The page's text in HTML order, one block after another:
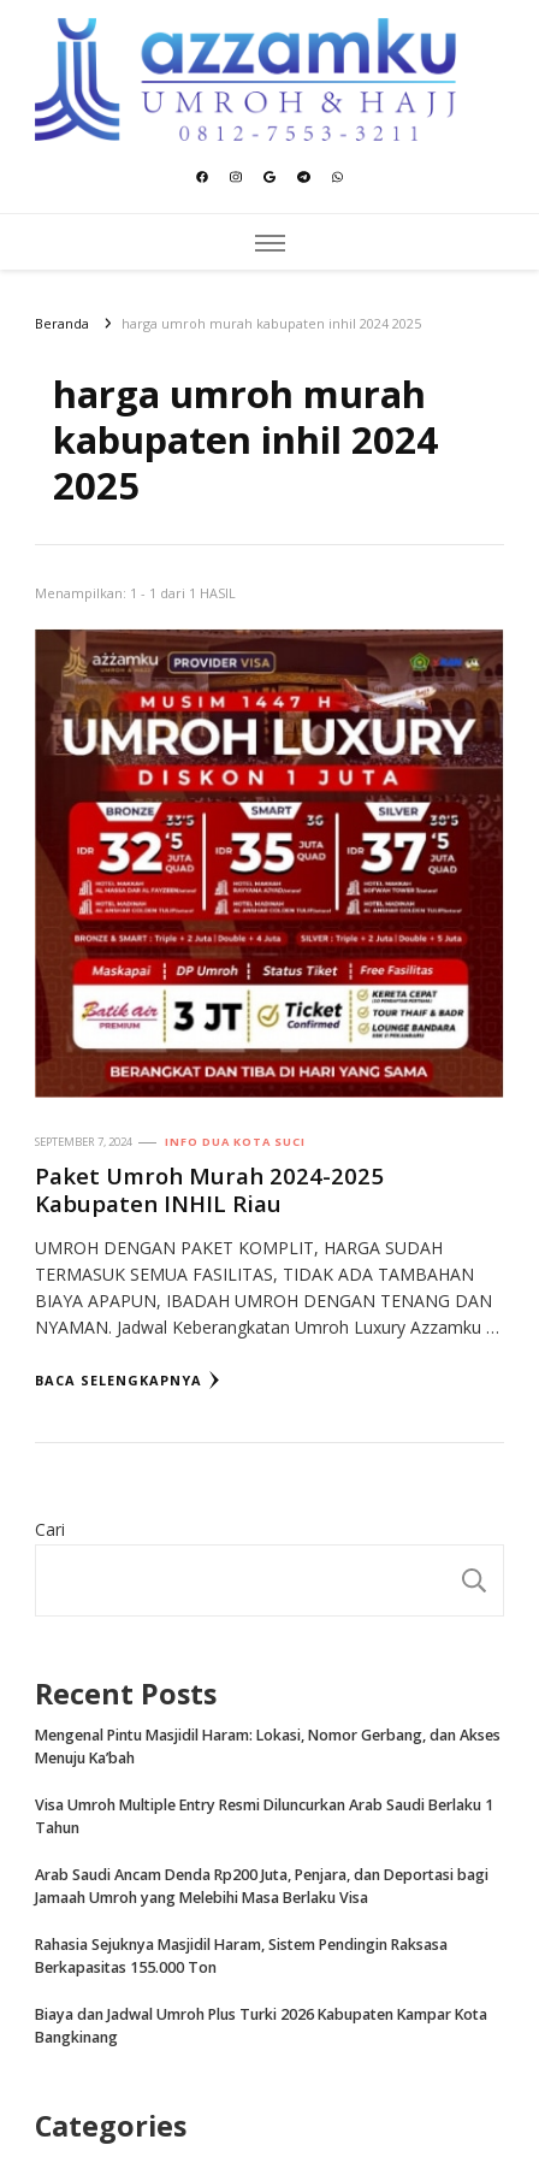
Azzamku Umroh dan Hajj
Beranda harga umroh murah kabupaten inhil 2024 2025
harga umroh murah
kabupaten inhil 2024
2025
Menampilkan: 1 - 1 dari 1 HASIL
SEPTEMBER 7, 2024 INFO DUA KOTA SUCI
Paket Umroh Murah 2024-2025
Kabupaten INHIL Riau
UMROH DENGAN PAKET KOMPLIT, HARGA SUDAH
TERMASUK SEMUA FASILITAS, TIDAK ADA TAMBAHAN
BIAYA APAPUN, IBADAH UMROH DENGAN TENANG DAN
NYAMAN. Jadwal Keberangkatan Umroh Luxury Azzamku …
BACA SELENGKAPNYA
Cari
Recent Posts
Mengenal Pintu Masjidil Haram: Lokasi, Nomor Gerbang, dan Akses
Menuju Ka’bah
Visa Umroh Multiple Entry Resmi Diluncurkan Arab Saudi Berlaku 1
Tahun
Arab Saudi Ancam Denda Rp200 Juta, Penjara, dan Deportasi bagi
Jamaah Umroh yang Melebihi Masa Berlaku Visa
Rahasia Sejuknya Masjidil Haram, Sistem Pendingin Raksasa
Berkapasitas 155.000 Ton
Biaya dan Jadwal Umroh Plus Turki 2026 Kabupaten Kampar Kota
Bangkinang
Categories